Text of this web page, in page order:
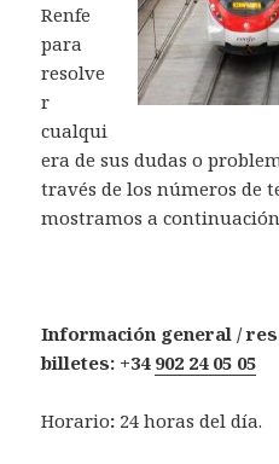
Renfe
para
resolve
r
cualqui
era de sus dudas o
través de los números de
mostramos a
Información general /
billetes: +34 902 24 05 05
Horario: 24 horas del día.